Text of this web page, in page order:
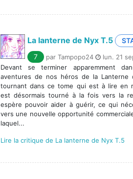
La lanterne de Nyx T.5
7
par Tampopo24 lun. 21
Devant se terminer apparemment
aventures de nos héros de la Lanterne
tournant dans ce tome qui est à lire en
est désormais tourné à la fois vers la
espère pouvoir aider à guérir, ce qui
vers une nouvelle opportunité
laquel...
Lire la critique de La lanterne de Nyx T.5